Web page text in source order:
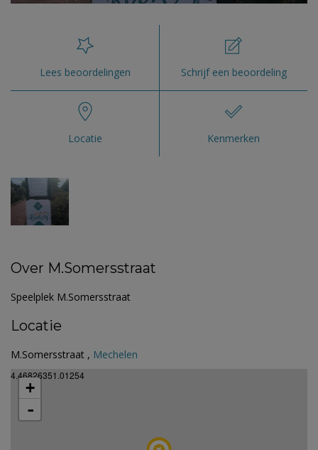
Lees beoordelingen Schrijf een beoordeling
Locatie Kenmerken
Over M.Somersstraat
Speelplek M.Somersstraat
Locatie
M.Somersstraat , Mechelen
4.46826351.01254
+
-